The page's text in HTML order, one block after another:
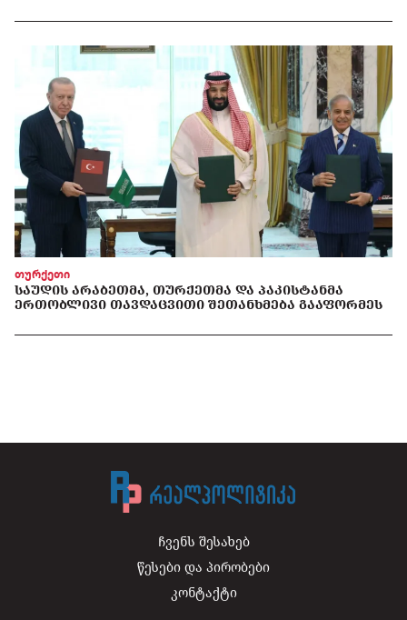
თურქეთი
ᲡᲐᲣᲓᲘᲡ ᲐᲠᲐᲑᲔᲗᲛᲐ, ᲗᲣᲠᲥᲔᲗᲛᲐ ᲓᲐ ᲞᲐᲙᲘᲡᲢᲐᲜᲛᲐ
ᲔᲠᲗᲝᲑᲚᲘᲕᲘ ᲗᲐᲕᲓᲐᲪᲕᲘᲗᲘ ᲨᲔᲗᲐᲜᲮᲛᲔᲑᲐ ᲒᲐᲐᲤᲝᲠᲛᲔᲡ
ჩვენს შესახებ
წესები და პირობები
კონტაქტი